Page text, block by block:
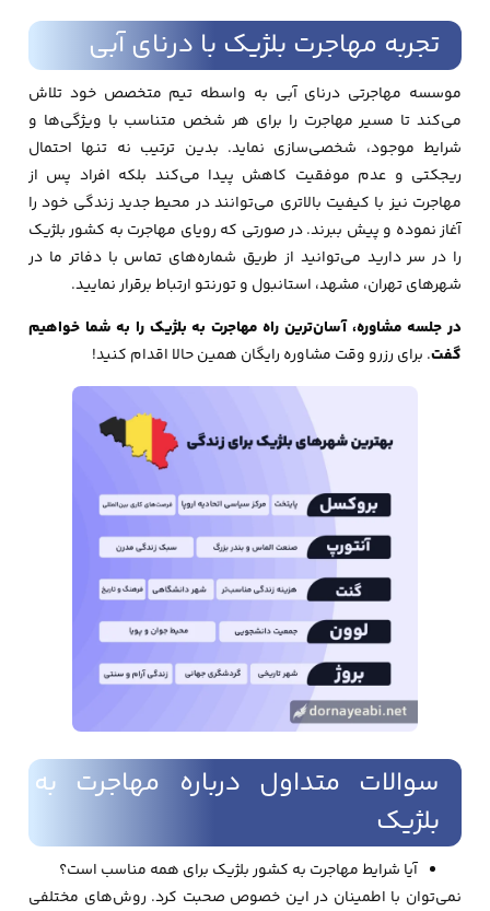
تجربه مهاجرت بلژیک با درنای آبی
موسسه مهاجرتی درنای آبی به واسطه تیم متخصص خود تلاش
می‌کند تا مسیر مهاجرت را برای هر شخص متناسب با ویژگی‌ها و
شرایط موجود، شخصی‌سازی نماید. بدین ترتیب نه تنها احتمال
ریجکتی و عدم موفقیت کاهش پیدا می‌کند بلکه افراد پس از
مهاجرت نیز با کیفیت بالاتری می‌توانند در محیط جدید زندگی خود را
آغاز نموده و پیش ببرند. در صورتی که رویای مهاجرت به کشور بلژیک
را در سر دارید می‌توانید از طریق شماره‌های تماس با دفاتر ما در
شهرهای تهران، مشهد، استانبول و تورنتو ارتباط برقرار نمایید.
در جلسه مشاوره، آسان‌ترین راه مهاجرت به بلژیک را به شما خواهیم
گفت. برای رزرو وقت مشاوره رایگان همین حالا اقدام کنید!
سوالات متداول درباره مهاجرت به
بلژیک
آیا شرایط مهاجرت به کشور بلژیک برای همه مناسب است؟
نمی‌توان با اطمینان در این خصوص صحبت کرد. روش‌های مختلفی